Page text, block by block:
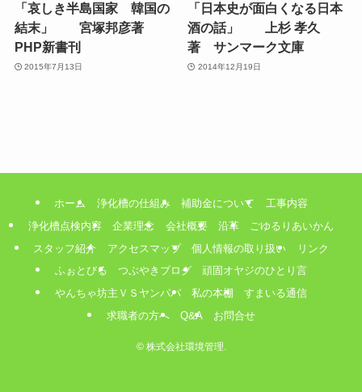
「哀しき半島国家 韓国の
結末」 宮塚邦彦著
PHP新書刊
2015年7月13日
「日本史が面白くなる日本
酒の話」 上杉 孝久
著 サンマーク文庫
2014年12月19日
ホーム 浄化槽の仕組み 補助金について
工事内容
浄化槽点検内容
企業理念 会社概要 沿革
ごゆるりあいかん
スタッフ紹介
アクセスマップ 個人情報の取り扱い
リンク
ふぉとびる
つぶやきブログ
頑固オヤジのひとり言
やんちゃ坊主ＶＳヤンパパ
私の本棚
すまいる通信
求職者の方へ
Q&A お問合せ
©株式会社環境管理.